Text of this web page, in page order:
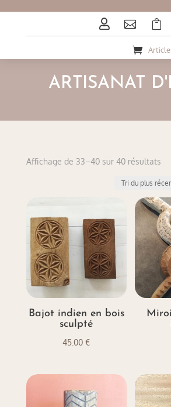
  
ARTISANAT
Affichage de 33–40 sur 40 résultatsTrié
au
Bajot indien en bois
sculpté
45.00€